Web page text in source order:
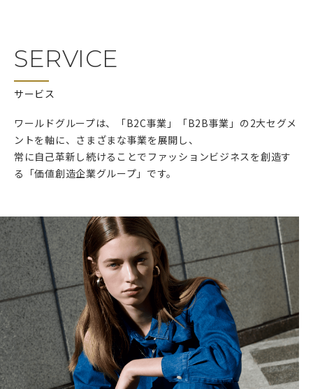
SERVICE
サービス
ワールドグループは、「B2C事業」「B2B事業」の2大セグメ
ントを軸に、さまざまな事業を展開し、
常に自己革新し続けることでファッションビジネスを創造す
る「価値創造企業グループ」です。